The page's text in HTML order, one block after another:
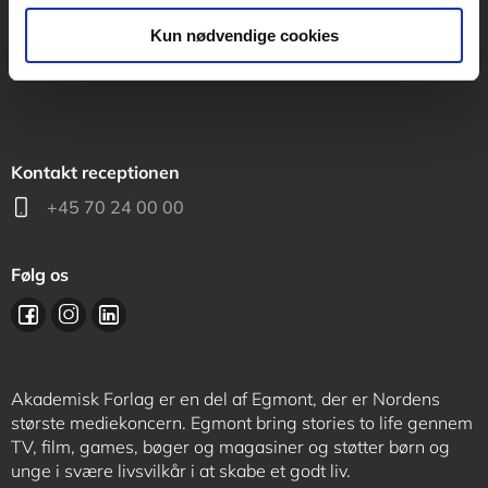
Kun nødvendige cookies
support@akademisk.dk
Kontakt receptionen
+45 70 24 00 00
Følg os
Akademisk Forlag er en del af Egmont, der er Nordens
største mediekoncern. Egmont bring stories to life gennem
TV, film, games, bøger og magasiner og støtter børn og
unge i svære livsvilkår i at skabe et godt liv.